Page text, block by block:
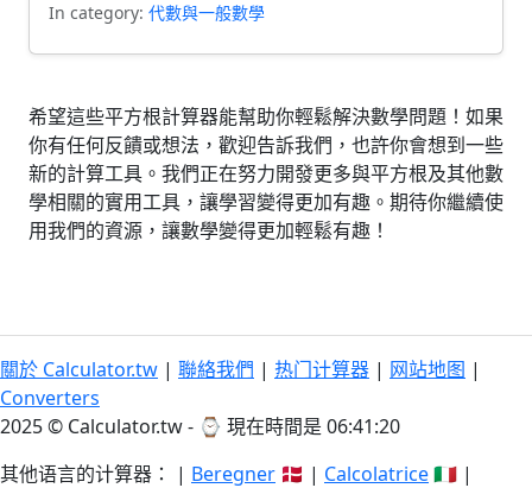
In category: 代數與一般數學
希望這些平方根計算器能幫助你輕鬆解決數學問題！如果
你有任何反饋或想法，歡迎告訴我們，也許你會想到一些
新的計算工具。我們正在努力開發更多與平方根及其他數
學相關的實用工具，讓學習變得更加有趣。期待你繼續使
用我們的資源，讓數學變得更加輕鬆有趣！
關於 Calculator.tw | 聯絡我們 | 热门计算器 | 网站地图 |
Converters
2025 © Calculator.tw - ⌚ 現在時間是 06:41:20
其他语言的计算器： | Beregner 🇩🇰 | Calcolatrice🇮🇹 |